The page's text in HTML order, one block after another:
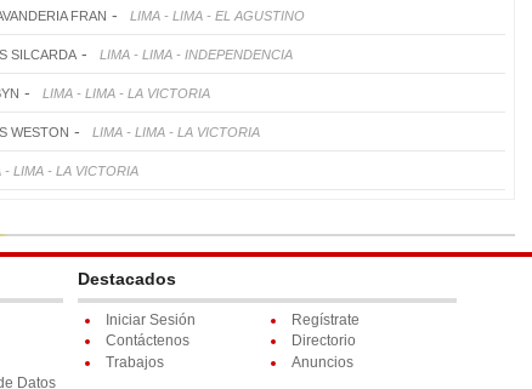
FRAN - LIMA - LIMA - EL AGUSTINO
SILCARDA - LIMA - LIMA - INDEPENDENCIA
- LIMA - LIMA - LA VICTORIA
WESTON - LIMA - LIMA - LA VICTORIA
- LIMA - LA VICTORIA
Datos
Destacados
Iniciar Sesión
Regístrate
Contáctenos
Directorio
Trabajos
Anuncios